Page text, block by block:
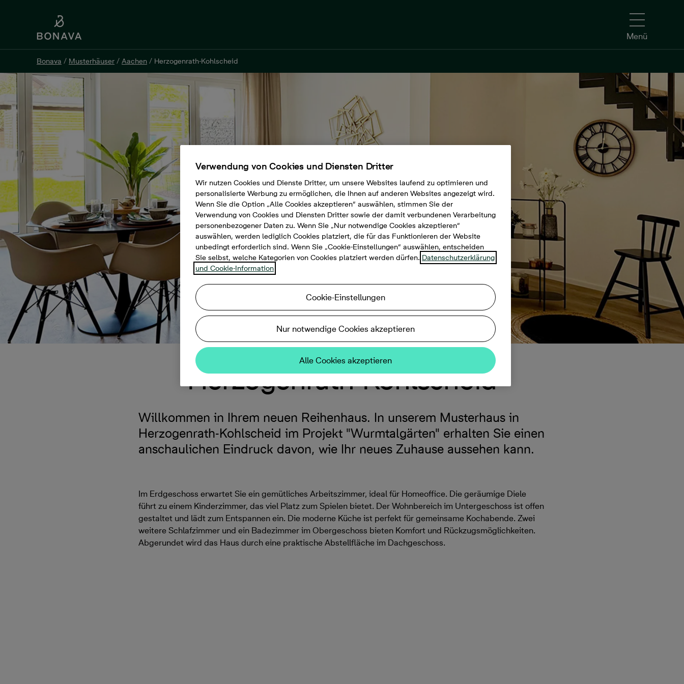
Menü
Bonava / Musterhäuser / Aachen / Herzogenrath-Kohlscheid
Herzogenrath-Kohlscheid
Willkommen in Ihrem neuen Reihenhaus. In unserem Musterhaus in
Herzogenrath-Kohlscheid im Projekt "Wurmtalgärten" erhalten Sie einen
anschaulichen Eindruck davon, wie Ihr neues Zuhause aussehen kann.
Im Erdgeschoss erwartet Sie ein gemütliches Arbeitszimmer, ideal für Homeoffice. Die geräumige Diele
führt zu einem Kinderzimmer, das viel Platz zum Spielen bietet. Der Wohnbereich im Untergeschoss ist offen
gestaltet und lädt zum Entspannen ein. Die moderne Küche ist perfekt für gemeinsame Kochabende. Zwei
weitere Schlafzimmer und ein Badezimmer im Obergeschoss bieten Komfort und Rückzugsmöglichkeiten.
Abgerundet wird das Haus durch eine praktische Abstellfläche im Dachgeschoss.
Verwendung von Cookies und Diensten Dritter
Wir nutzen Cookies und Dienste Dritter, um unsere Websites laufend zu optimieren und
personalisierte Werbung zu ermöglichen, die Ihnen auf anderen Websites angezeigt wird.
Wenn Sie die Option „Alle Cookies akzeptieren“ auswählen, stimmen Sie der
Verwendung von Cookies und Diensten Dritter sowie der damit verbundenen Verarbeitung
personenbezogener Daten zu. Wenn Sie „Nur notwendige Cookies akzeptieren“
auswählen, werden lediglich Cookies platziert, die für das Funktionieren der Website
unbedingt erforderlich sind. Wenn Sie „Cookie-Einstellungen“ auswählen, entscheiden
Sie selbst, welche Kategorien von Cookies platziert werden dürfen. Datenschutzerklärung
und Cookie-Information
Cookie-Einstellungen
Nur notwendige Cookies akzeptieren
Alle Cookies akzeptieren